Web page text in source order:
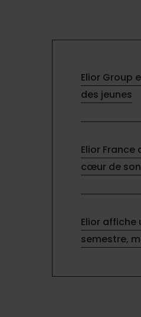
Elior Group
des jeunes
Elior
cœur de
Elior
semestre,